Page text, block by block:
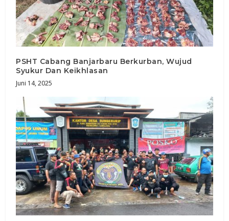
PSHT Cabang Banjarbaru Berkurban, Wujud
Syukur Dan Keikhlasan
Juni 14, 2025